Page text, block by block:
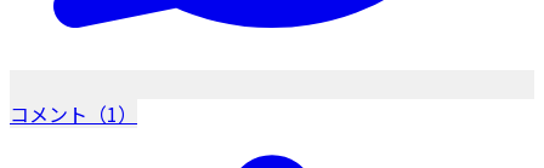
コメント（1）